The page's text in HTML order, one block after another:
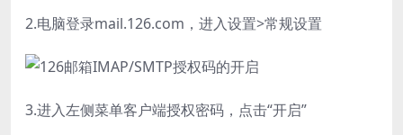
2.电脑登录mail.126.com，进入设置>常规设置
3.进入左侧菜单客户端授权密码，点击“开启”